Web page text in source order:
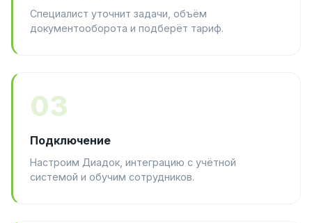
Специалист уточнит задачи, объём
документооборота и подберёт тариф.
03
Подключение
Настроим Диадок, интеграцию с учётной
системой и обучим сотрудников.